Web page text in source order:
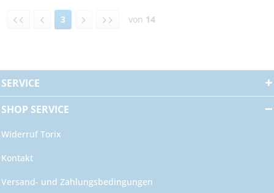
3 von 14
SERVICE
SHOP SERVICE
Widerruf Torix
Kontakt
Versand- und Zahlungsbedingungen